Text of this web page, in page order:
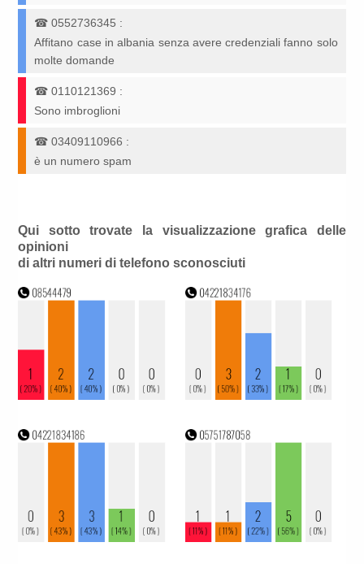
☎0552736345 :
Affitano case in albania senza avere credenziali fanno solo
molte domande
☎0110121369 :
Sono imbroglioni
☎03409110966 :
è un numero spam
Qui sotto trovate la visualizzazione grafica delle
opinioni
di altri numeri di telefono sconosciuti